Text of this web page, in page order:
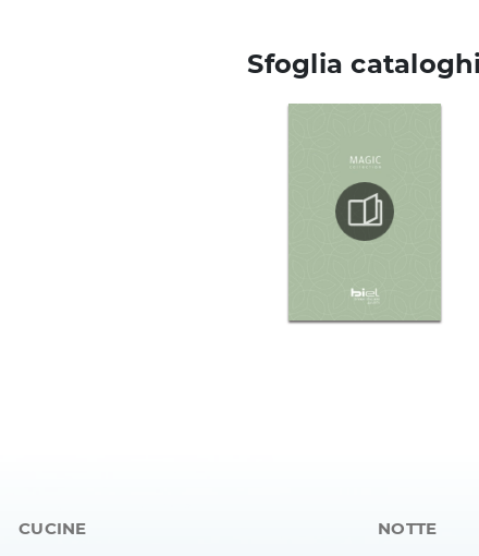
Sfoglia cataloghi
CUCINE NOTTE